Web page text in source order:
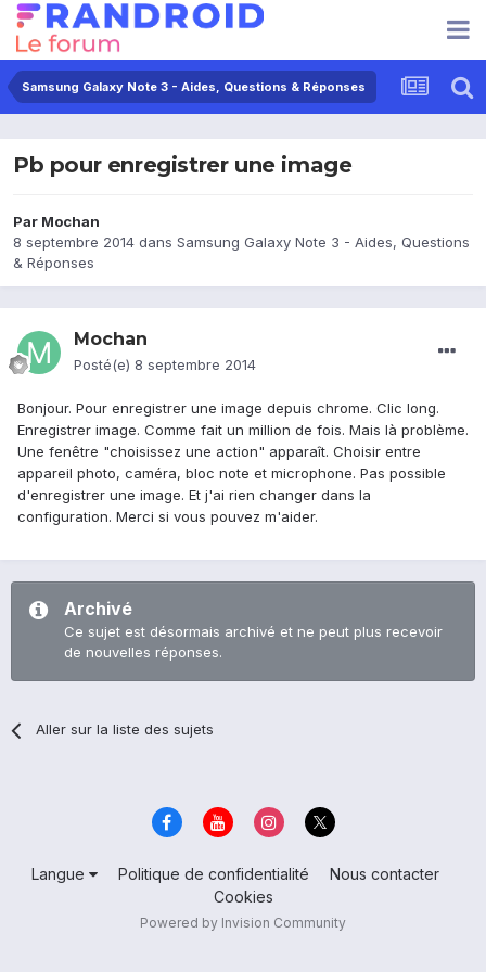
Samsung Galaxy Note 3 - Aides, Questions & Réponses
Pb pour enregistrer une image
Par Mochan
8 septembre 2014 dans Samsung Galaxy Note 3 - Aides, Questions
& Réponses
Mochan
Posté(e) 8 septembre 2014
Bonjour. Pour enregistrer une image depuis chrome. Clic long.
Enregistrer image. Comme fait un million de fois. Mais là problème.
Une fenêtre "choisissez une action" apparaît. Choisir entre
appareil photo, caméra, bloc note et microphone. Pas possible
d'enregistrer une image. Et j'ai rien changer dans la
configuration. Merci si vous pouvez m'aider.
Archivé
Ce sujet est désormais archivé et ne peut plus recevoir
de nouvelles réponses.
Aller sur la liste des sujets
Langue Politique de confidentialité
Nous contacter
Cookies
Powered by Invision Community